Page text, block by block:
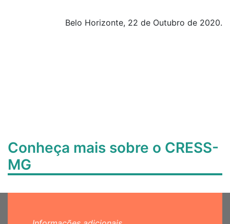
Belo Horizonte, 22 de Outubro de 2020.
Conheça mais sobre o CRESS-
MG